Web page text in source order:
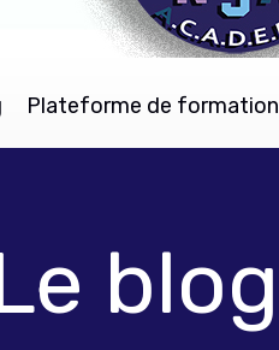
Plateforme de formation
blog